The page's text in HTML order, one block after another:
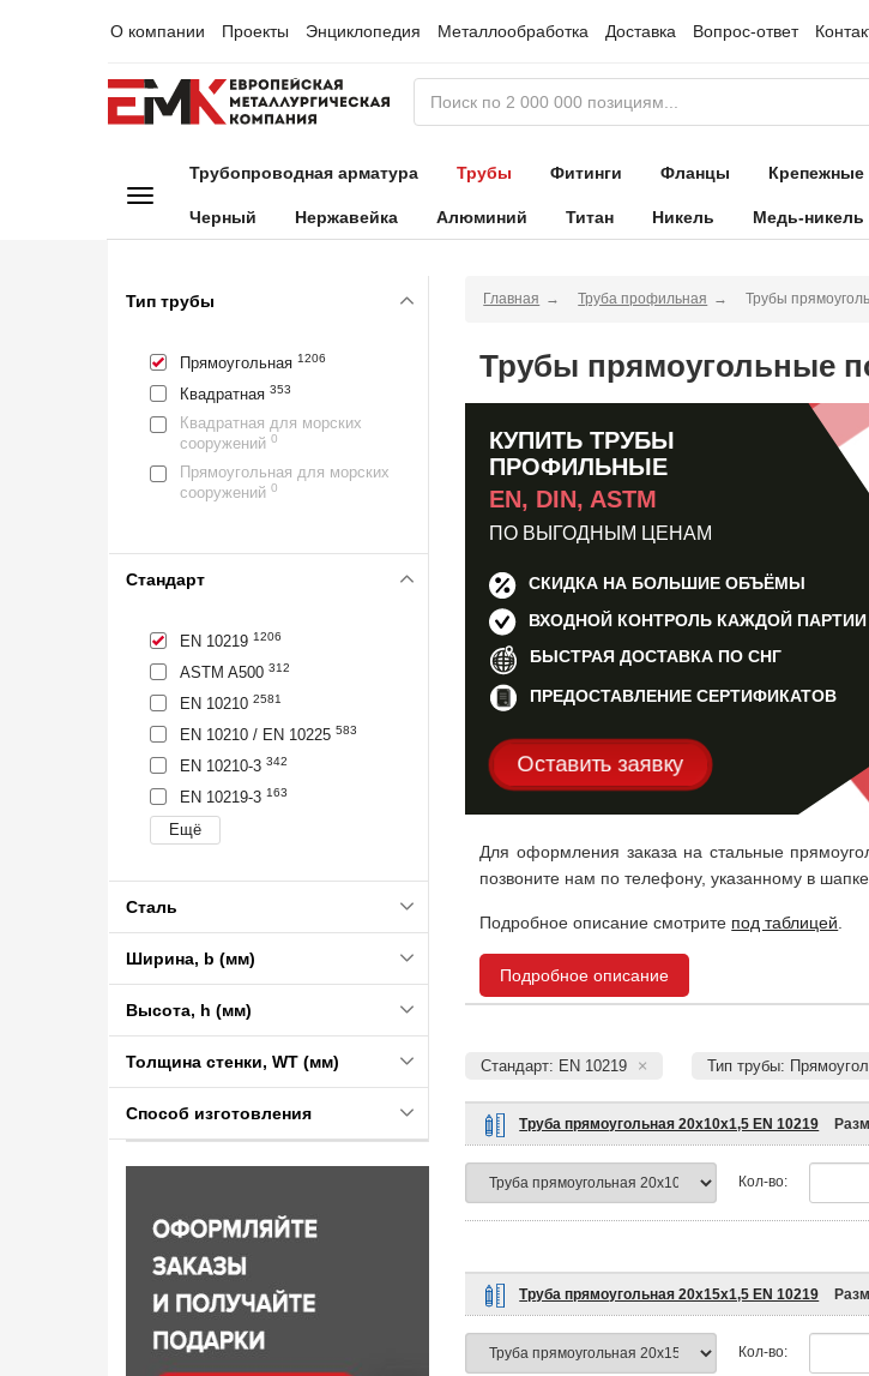
О компании Проекты Энциклопедия Металлообработка Доставка Вопрос-ответ
Трубопроводная арматура Трубы Фитинги Фланцы Крепежные
Черный Нержавейка Алюминий Титан Никель Медь-никель
Тип трубы
Прямоугольная 1206
Квадратная 353
Квадратная для морских
сооружений 0
Прямоугольная для морских
сооружений 0
Стандарт
EN 10219 1206
ASTM A500 312
EN 10210 2581
EN 10210 / EN 10225 583
EN 10210-3 342
EN 10219-3 163
Сталь
Ширина, b (мм)
Высота, h (мм)
Толщина стенки, WT (мм)
Способ изготовления
Главная Труба профильная Трубы
Трубы прямоугольные
КУПИТЬ ТРУБЫ
ПРОФИЛЬНЫЕ
EN, DIN, ASTM
ПО ВЫГОДНЫМ ЦЕНАМ
СКИДКА НА БОЛЬШИЕ ОБЪЁМЫ
ВХОДНОЙ КОНТРОЛЬ КАЖДОЙ ПАРТИИ
БЫСТРАЯ ДОСТАВКА ПО СНГ
ПРЕДОСТАВЛЕНИЕ СЕРТИФИКАТОВ
Оставить заявку
Для оформления заказа на стальные
позвоните нам по телефону, указанному в
Подробное описание смотрите под таблицей
Подробное описание
Стандарт: EN 10219 Тип трубы:
Труба прямоугольная 20х10х1,5 EN 10219
Кол-во:
Труба прямоугольная 20х15х1,5 EN 10219
Кол-во: